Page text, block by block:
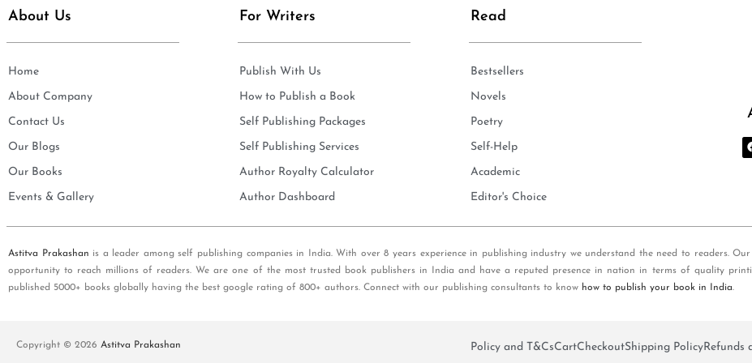
About Us
Home
About Company
Contact Us
Our Blogs
Our Books
Events & Gallery
For Writers
Publish With Us
How to Publish a Book
Self Publishing Packages
Self Publishing Services
Author Royalty Calculator
Author Dashboard
Read
Bestsellers
Novels
Poetry
Self-Help
Academic
Editor's Choice
Astitva Prakashan is a leader among self publishing companies in India. With over 8 years experience in publishing industry we understand the need to readers.
opportunity to reach millions of readers. We are one of the most trusted book publishers in India and have a reputed presence in nation in terms of quality
published 5000+ books globally having the best google rating of 800+ authors. Connect with our publishing consultants to know how to publish your book in India.
Copyright © 2026 Astitva Prakashan Policy and T&CsCartCheckoutShipping PolicyRefunds